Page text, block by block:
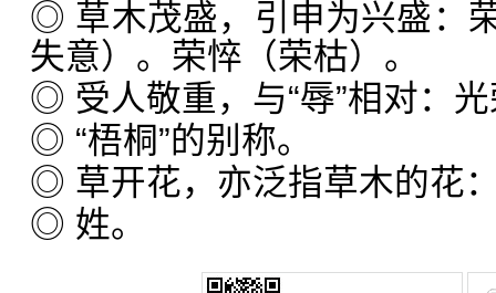
◎ 草木茂盛，引申为兴盛：
失意）。荣悴（荣枯）。
◎ 受人敬重，与“辱”相对：
◎ “梧桐”的别称。
◎ 草开花，亦泛指草木的花
◎ 姓。